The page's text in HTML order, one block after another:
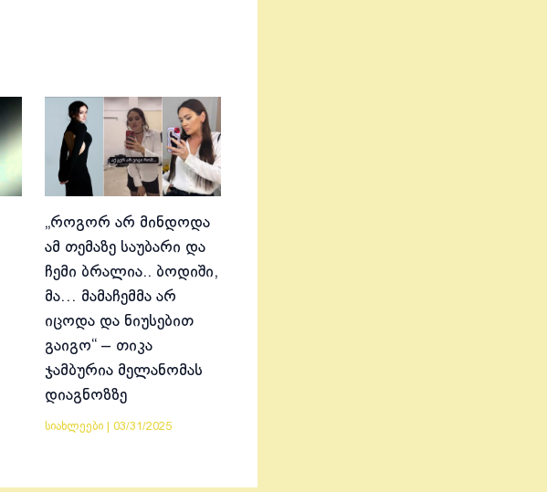
„როგორ არ მინდოდა
ამ თემაზე საუბარი და
ჩემი ბრალია.. ბოდიში,
მა… მამაჩემმა არ
იცოდა და ნიუსებით
გაიგო“ – თიკა
ჯამბურია მელანომას
დიაგნოზზე
სიახლეები| 03/31/2025